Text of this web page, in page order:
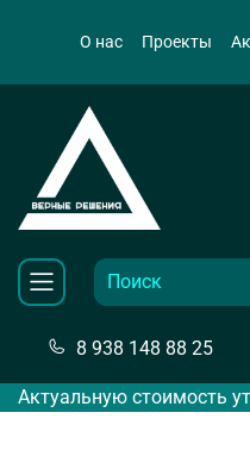
О нас Проекты
8 938 148 88 25
Актуальную стоимость